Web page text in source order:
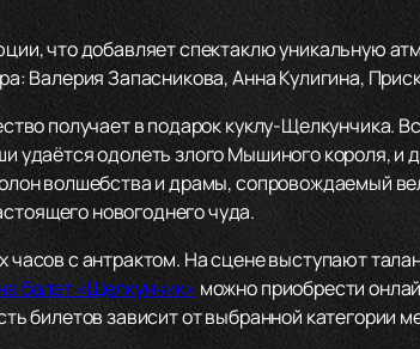
что добавляет спектаклю уникальную
Валерия Запасникова, Анна Кулигина,
получает в подарок куклу-Щелкунчика.
одолеть злого Мышиного короля, и
волшебства и драмы, сопровождаемый
новогоднего чуда.
с антрактом. На сцене выступают
балет «Щелкунчик» можно приобрести
билетов зависит от выбранной категории